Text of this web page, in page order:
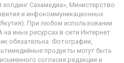
Сахамедиа», Министерство
и инфокоммуникационных
При любом использовании
иных ресурсах в сети Интернет
обязательна. Фотографии,
продукты могут быть
согласия редакции и